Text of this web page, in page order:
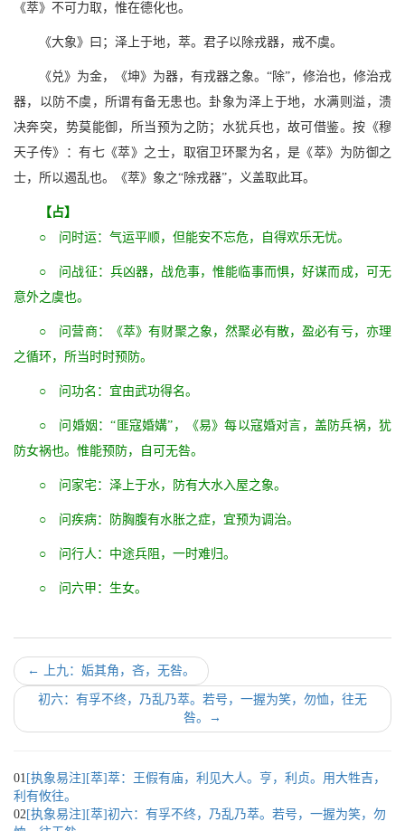
《萃》不可力取，惟在德化也。
《大象》曰；泽上于地，萃。君子以除戎器，戒不虞。
《兑》为金，《坤》为器，有戎器之象。“除”，修治也，修治戎
器，以防不虞，所谓有备无患也。卦象为泽上于地，水满则溢，溃
决奔突，势莫能御，所当预为之防；水犹兵也，故可借鉴。按《穆
天子传》：有七《萃》之士，取宿卫环聚为名，是《萃》为防御之
士，所以遏乱也。《萃》象之“除戎器”，义盖取此耳。
【占】
○ 问时运：气运平顺，但能安不忘危，自得欢乐无忧。
○ 问战征：兵凶器，战危事，惟能临事而惧，好谋而成，可无
意外之虞也。
○ 问营商：《萃》有财聚之象，然聚必有散，盈必有亏，亦理
之循环，所当时时预防。
○ 问功名：宜由武功得名。
○ 问婚姻：“匪寇婚媾”，《易》每以寇婚对言，盖防兵祸，犹
防女祸也。惟能预防，自可无咎。
○ 问家宅：泽上于水，防有大水入屋之象。
○ 问疾病：防胸腹有水胀之症，宜预为调治。
○ 问行人：中途兵阻，一时难归。
○ 问六甲：生女。
← 上九：姤其角，吝，无咎。
初六：有孚不终，乃乱乃萃。若号，一握为笑，勿恤，往无
咎。
→
01 [执象易注][萃]萃：王假有庙，利见大人。亨，利贞。用大牲吉，
利有攸往。
02[执象易注][萃]初六：有孚不终，乃乱乃萃。若号，一握为笑，勿